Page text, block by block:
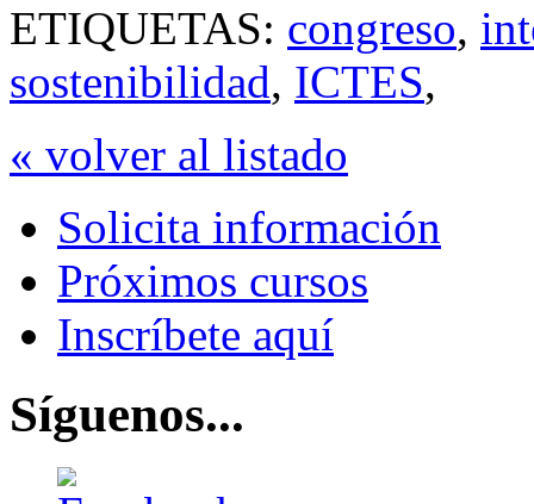
ETIQUETAS: congreso,
sostenibilidad, ICTES,
« volver al listado
Solicita información
Próximos cursos
Inscríbete aquí
Síguenos...